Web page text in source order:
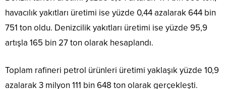
havacılık yakıtları üretimi ise yüzde 0,44 azalarak 644 bin
751 ton oldu. Denizcilik yakıtları üretimi ise yüzde 95,9
artışla 165 bin 27 ton olarak hesaplandı.
Toplam rafineri petrol ürünleri üretimi yaklaşık yüzde 10,9
azalarak 3 milyon 111 bin 648 ton olarak gerçekleşti.